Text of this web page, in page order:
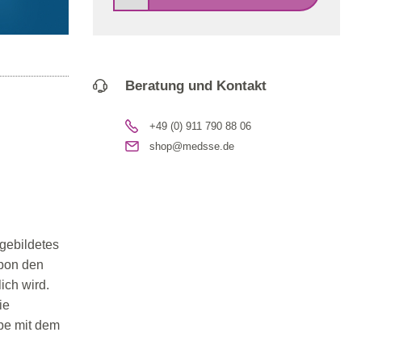
den
wird.
mit dem
Beratung und Kontakt
+49 (0) 911 790 88 06
shop@medsse.de